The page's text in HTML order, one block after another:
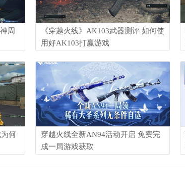
周
《穿越火线》AK103武器测评 如何使
用好AK103打赢游戏
何
穿越火线全新AN94活动开启 免费完
成一局游戏获取